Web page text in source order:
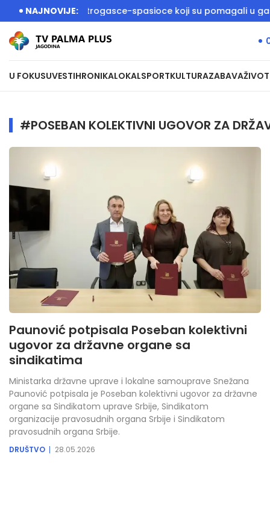
NAJNOVIJE:
dočekali vatrogasce-spasioce koji su pomagali u
U FOKUSUVESTIHRONIKALOKALSPORTKULTURAZABAVAŽIVOT
#POSEBAN KOLEKTIVNI UGOVOR ZA
Paunović potpisala Poseban kolektivni
ugovor za državne organe sa
sindikatima
Ministarka državne uprave i lokalne samouprave Snežana
Paunović potpisala je Poseban kolektivni ugovor za državne
organe sa Sindikatom uprave Srbije, Sindikatom
organizacije pravosudnih organa Srbije i Sindikatom
pravosudnih organa Srbije.
DRUŠTVO 28.05.2026